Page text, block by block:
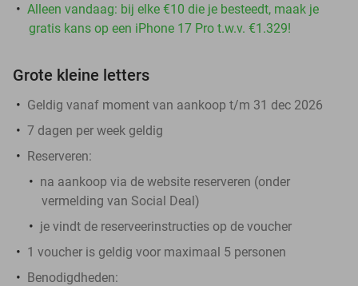
Alleen vandaag: bij elke €10 die je besteedt, maak je
gratis kans op een iPhone 17 Pro t.w.v. €1.329!
Grote kleine letters
Geldig vanaf moment van aankoop t/m 31 dec 2026
7 dagen per week geldig
Reserveren:
na aankoop via de website reserveren (onder
vermelding van Social Deal)
je vindt de reserveerinstructies op de voucher
1 voucher is geldig voor maximaal 5 personen
Benodigdheden: